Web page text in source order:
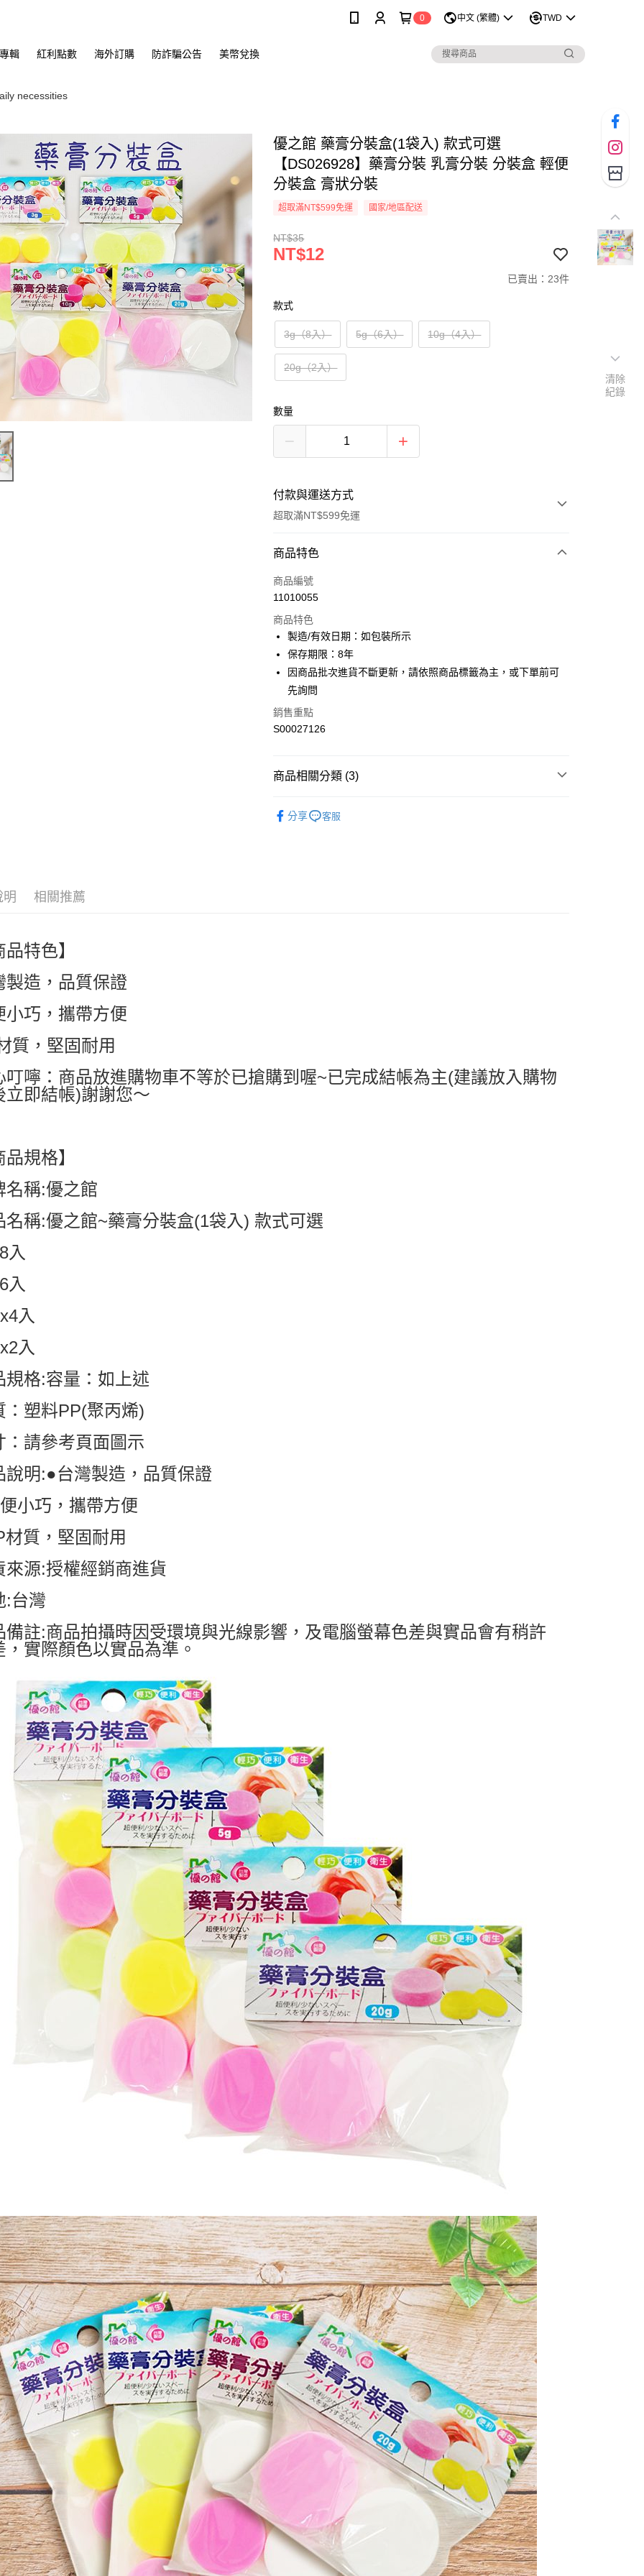
0 中文 (繁體) TWD
輯 紅利點數 海外訂購 防詐騙公告 美幣兌換
necessities
優之館 藥膏分裝盒(1袋入) 款式可選
【DS026928】藥膏分裝 乳膏分裝 分裝盒 輕便
分裝盒 膏狀分裝
超取滿NT$599免運 國家/地區配送
NT$35
NT$12
已賣出：23件
款式
3g（8入） 5g（6入） 10g（4入）
20g（2入）
數量
付款與運送方式
超取滿NT$599免運
付款方式
信用卡一次付款
LINE Pay
Apple Pay
街口支付
全盈+PAY
運送方式
全家付款取貨
宅配
商品特色
商品編號
11010055
商品特色
製造/有效日期：如包裝所示
保存期限：8年
因商品批次進貨不斷更新，請依照商品標籤為主，或下單前可
先詢問
銷售重點
S00027126
商品相關分類 (3)
necessities
分享 客服
明 相關推薦
特色】
製造，品質保證
小巧，攜帶方便
質，堅固耐用
叮嚀：商品放進購物車不等於已搶購到喔~已完成結帳為主(建議放入購物
立即結帳)謝謝您～
規格】
名稱:優之館
名稱:優之館~藥膏分裝盒(1袋入) 款式可選
入
入
入
入
規格:容量：如上述
：塑料PP(聚丙烯)
：請參考頁面圖示
說明:●台灣製造，品質保證
小巧，攜帶方便
材質，堅固耐用
來源:授權經銷商進貨
:台灣
備註:商品拍攝時因受環境與光線影響，及電腦螢幕色差與實品會有稍許
，實際顏色以實品為準。
清除
紀錄